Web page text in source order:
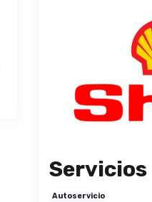
Servicios
Autoservicio